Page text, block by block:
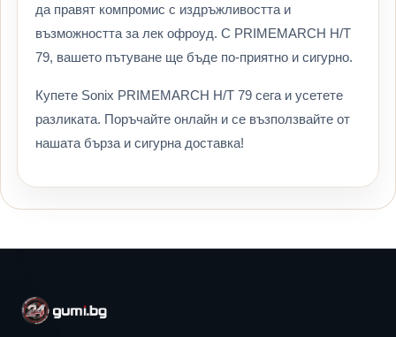
да правят компромис с издръжливостта и
възможността за лек офроуд. С PRIMEMARCH H/T
79, вашето пътуване ще бъде по-приятно и сигурно.
Купете Sonix PRIMEMARCH H/T 79 сега и усетете
разликата. Поръчайте онлайн и се възползвайте от
нашата бърза и сигурна доставка!